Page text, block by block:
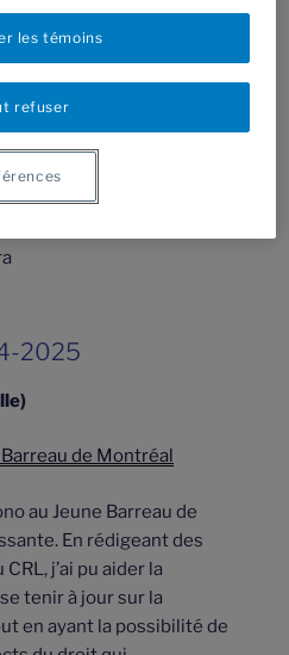
WAGNER
Wagner récompense
ayant démontré un
un engagement exemplaire
gratuits aux
confrontées à des
à la justice.
2025
de Montréal
au Jeune Barreau de
En rédigeant des
j’ai pu aider la
tenir à jour sur la
en ayant la possibilité de
refuser
les témoins